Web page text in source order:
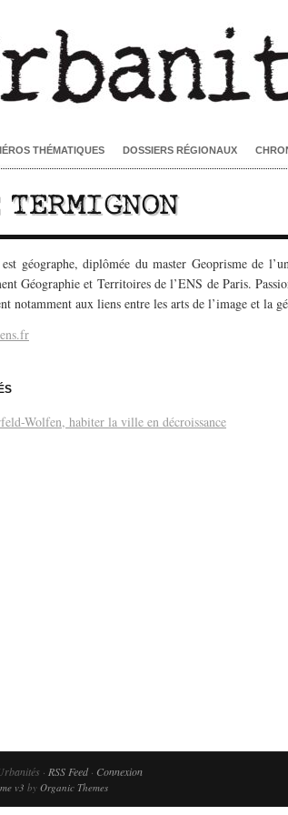
THÉMATIQUES DOSSIERS RÉGIONAUX
géographe, diplômée du master Geoprisme de
Géographie et Territoires de l’ENS de Paris.
notamment aux liens entre les arts de l’image et la
Wolfen, habiter la ville en décroissance
· RSS Feed· Connexion
v3 by Organic Themes